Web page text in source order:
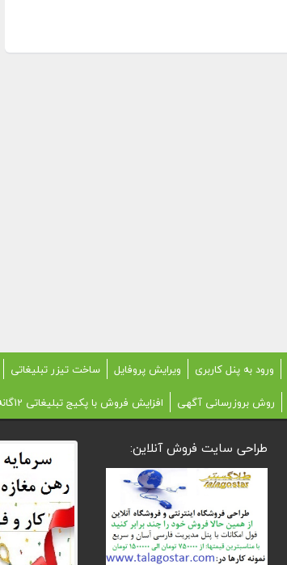
ورود به پنل کاربری ویرایش پروفایل ساخت تیزر تبلیغاتی
روش بروزرسانی آگهی افزایش فروش با پکیج تبلیغاتی 12گانه
طراحی سایت فروش آنلاین: